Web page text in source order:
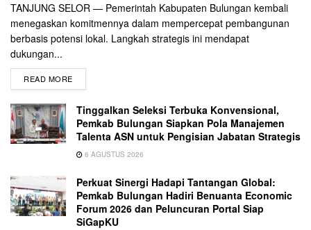
TANJUNG SELOR — Pemerintah Kabupaten Bulungan kembali
menegaskan komitmennya dalam mempercepat pembangunan
berbasis potensi lokal. Langkah strategis ini mendapat
dukungan...
READ MORE
Tinggalkan Seleksi Terbuka Konvensional,
Pemkab Bulungan Siapkan Pola Manajemen
Talenta ASN untuk Pengisian Jabatan Strategis
6 AGUSTUS 2026
Perkuat Sinergi Hadapi Tantangan Global:
Pemkab Bulungan Hadiri Benuanta Economic
Forum 2026 dan Peluncuran Portal Siap
SiGapKU